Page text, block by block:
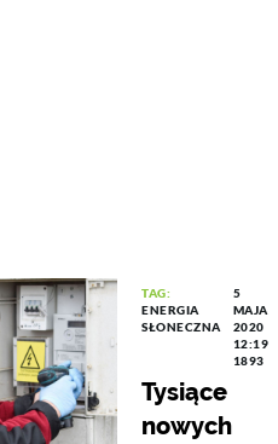
TAG:
ENERGIA
SŁONECZNA
5
MAJA
2020
12:19
1893
Tysiące
nowych